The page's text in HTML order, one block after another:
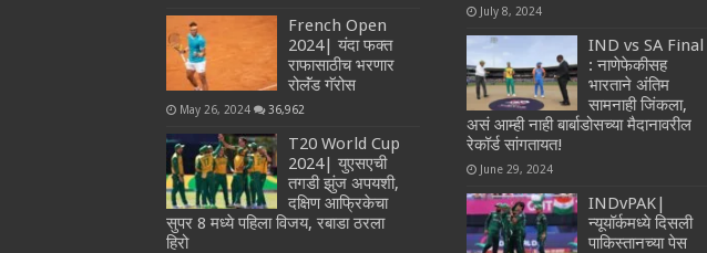
French Open
2024| यंदा फक्त
राफासाठीच भरणार
रोलॅंड गॅरोस
May 26, 2024 36,962
T20 World Cup
2024| युएसएची
तगडी झुंज अपयशी,
दक्षिण आफ्रिकेचा
सुपर 8 मध्ये पहिला विजय, रबाडा ठरला
हिरो
July 8, 2024
IND vs SA Final
: नाणेफेकीसह
भारताने अंतिम
सामनाही जिंकला,
असं आम्ही नाही बार्बाडोसच्या मैदानावरील
रेकॉर्ड सांगतायत!
June 29, 2024
INDvPAK|
न्यूयॉर्कमध्ये दिसली
पाकिस्तानच्या पेस